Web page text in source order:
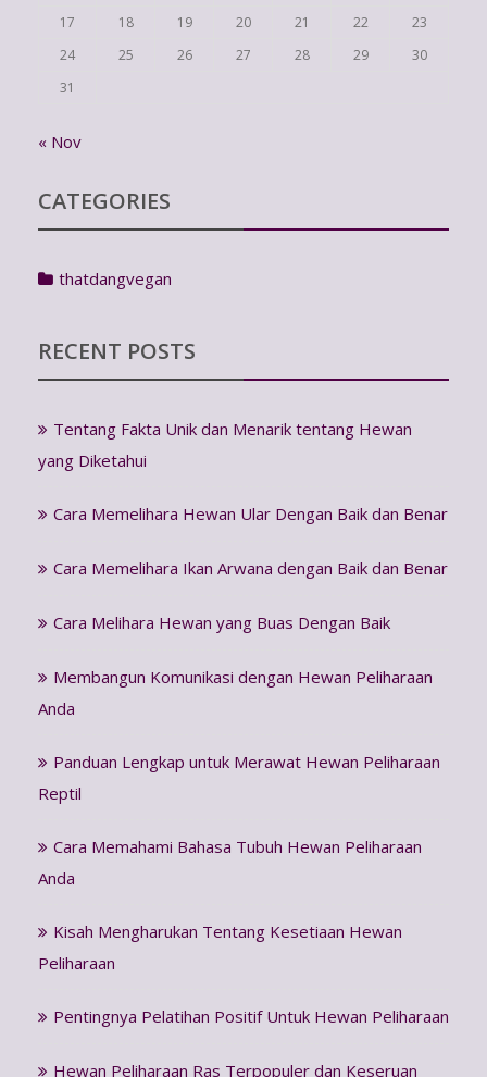
17
18 19 20 21 22
23
24
25 26 27 28 29
30
31
« Nov
CATEGORIES
thatdangvegan
RECENT POSTS
Tentang Fakta Unik dan Menarik tentang Hewan
yang Diketahui
Cara Memelihara Hewan Ular Dengan Baik dan Benar
Cara Memelihara Ikan Arwana dengan Baik dan Benar
Cara Melihara Hewan yang Buas Dengan Baik
Membangun Komunikasi dengan Hewan Peliharaan
Anda
Panduan Lengkap untuk Merawat Hewan Peliharaan
Reptil
Cara Memahami Bahasa Tubuh Hewan Peliharaan
Anda
Kisah Mengharukan Tentang Kesetiaan Hewan
Peliharaan
Pentingnya Pelatihan Positif Untuk Hewan Peliharaan
Hewan Peliharaan Ras Terpopuler dan Keseruan